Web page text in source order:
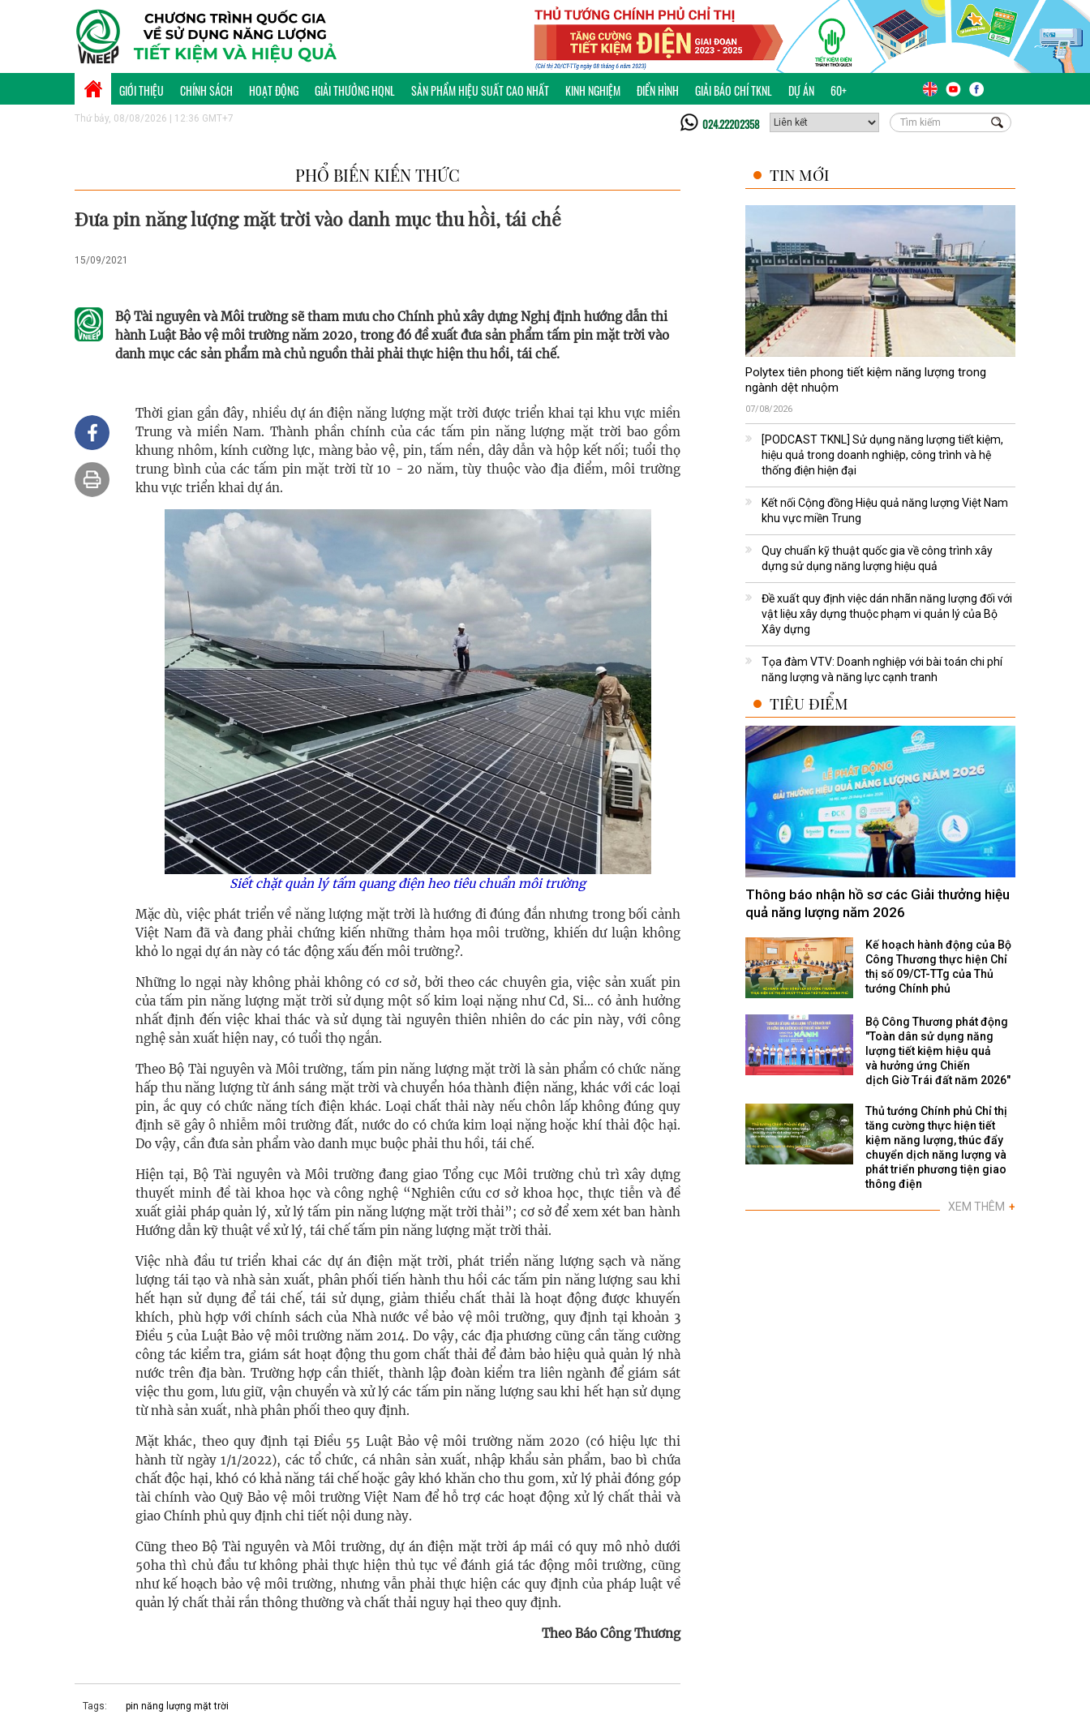
GIỚI THIỆU CHÍNH SÁCH HOẠT ĐỘNG GIẢI THƯỞNG HQNL SẢN PHẨM HIỆU SUẤT CAO NHẤT KINH NGHIỆM ĐIỂN HÌNH GIẢI BÁO CHÍ TKNL DỰ ÁN 60+
Thứ bảy, 08/08/2026 | 12:36 GMT+7 024.22202358
PHỔ BIẾN KIẾN THỨC
Đưa pin năng lượng mặt trời vào danh mục thu hồi, tái chế
15/09/2021
Bộ Tài nguyên và Môi trường sẽ tham mưu cho Chính phủ xây dựng Nghị định hướng dẫn thi
hành Luật Bảo vệ môi trường năm 2020, trong đó đề xuất đưa sản phẩm tấm pin mặt trời vào
danh mục các sản phẩm mà chủ nguồn thải phải thực hiện thu hồi, tái chế.
Thời gian gần đây, nhiều dự án điện năng lượng mặt trời được triển khai tại khu vực miền
Trung và miền Nam. Thành phần chính của các tấm pin năng lượng mặt trời bao gồm
khung nhôm, kính cường lực, màng bảo vệ, pin, tấm nền, dây dẫn và hộp kết nối; tuổi thọ
trung bình của các tấm pin mặt trời từ 10 - 20 năm, tùy thuộc vào địa điểm, môi trường
khu vực triển khai dự án.
Siết chặt quản lý tấm quang điện heo tiêu chuẩn môi trường
Mặc dù, việc phát triển về năng lượng mặt trời là hướng đi đúng đắn nhưng trong bối cảnh
Việt Nam đã và đang phải chứng kiến những thảm họa môi trường, khiến dư luận không
khỏ lo ngại dự án này có tác động xấu đến môi trường?.
Những lo ngại này không phải không có cơ sở, bởi theo các chuyên gia, việc sản xuất pin
của tấm pin năng lượng mặt trời sử dụng một số kim loại nặng như Cd, Si… có ảnh hưởng
nhất định đến việc khai thác và sử dụng tài nguyên thiên nhiên do các pin này, với công
nghệ sản xuất hiện nay, có tuổi thọ ngắn.
Theo Bộ Tài nguyên và Môi trường, tấm pin năng lượng mặt trời là sản phẩm có chức năng
hấp thu năng lượng từ ánh sáng mặt trời và chuyển hóa thành điện năng, khác với các loại
pin, ắc quy có chức năng tích điện khác. Loại chất thải này nếu chôn lấp không đúng quy
định sẽ gây ô nhiễm môi trường đất, nước do có chứa kim loại nặng hoặc khí thải độc hại.
Do vậy, cần đưa sản phẩm vào danh mục buộc phải thu hồi, tái chế.
Hiện tại, Bộ Tài nguyên và Môi trường đang giao Tổng cục Môi trường chủ trì xây dựng
thuyết minh đề tài khoa học và công nghệ “Nghiên cứu cơ sở khoa học, thực tiễn và đề
xuất giải pháp quản lý, xử lý tấm pin năng lượng mặt trời thải”; cơ sở để xem xét ban hành
Hướng dẫn kỹ thuật về xử lý, tái chế tấm pin năng lượng mặt trời thải.
Việc nhà đầu tư triển khai các dự án điện mặt trời, phát triển năng lượng sạch và năng
lượng tái tạo và nhà sản xuất, phân phối tiến hành thu hồi các tấm pin năng lượng sau khi
hết hạn sử dụng để tái chế, tái sử dụng, giảm thiểu chất thải là hoạt động được khuyến
khích, phù hợp với chính sách của Nhà nước về bảo vệ môi trường, quy định tại khoản 3
Điều 5 của Luật Bảo vệ môi trường năm 2014. Do vậy, các địa phương cũng cần tăng cường
công tác kiểm tra, giám sát hoạt động thu gom chất thải để đảm bảo hiệu quả quản lý nhà
nước trên địa bàn. Trường hợp cần thiết, thành lập đoàn kiểm tra liên ngành để giám sát
việc thu gom, lưu giữ, vận chuyển và xử lý các tấm pin năng lượng sau khi hết hạn sử dụng
từ nhà sản xuất, nhà phân phối theo quy định.
Mặt khác, theo quy định tại Điều 55 Luật Bảo vệ môi trường năm 2020 (có hiệu lực thi
hành từ ngày 1/1/2022), các tổ chức, cá nhân sản xuất, nhập khẩu sản phẩm, bao bì chứa
chất độc hại, khó có khả năng tái chế hoặc gây khó khăn cho thu gom, xử lý phải đóng góp
tài chính vào Quỹ Bảo vệ môi trường Việt Nam để hỗ trợ các hoạt động xử lý chất thải và
giao Chính phủ quy định chi tiết nội dung này.
Cũng theo Bộ Tài nguyên và Môi trường, dự án điện mặt trời áp mái có quy mô nhỏ dưới
50ha thì chủ đầu tư không phải thực hiện thủ tục về đánh giá tác động môi trường, cũng
như kế hoạch bảo vệ môi trường, nhưng vẫn phải thực hiện các quy định của pháp luật về
quản lý chất thải rắn thông thường và chất thải nguy hại theo quy định.
Theo Báo Công Thương
Tags: pin năng lượng mặt trời
TIN MỚI
Polytex tiên phong tiết kiệm năng lượng trong
ngành dệt nhuộm
07/08/2026
[PODCAST TKNL] Sử dụng năng lượng tiết kiệm,
hiệu quả trong doanh nghiệp, công trình và hệ
thống điện hiện đại
Kết nối Cộng đồng Hiệu quả năng lượng Việt Nam
khu vực miền Trung
Quy chuẩn kỹ thuật quốc gia về công trình xây
dựng sử dụng năng lượng hiệu quả
Đề xuất quy định việc dán nhãn năng lượng đối với
vật liệu xây dựng thuộc phạm vi quản lý của Bộ
Xây dựng
Tọa đàm VTV: Doanh nghiệp với bài toán chi phí
năng lượng và năng lực cạnh tranh
TIÊU ĐIỂM
Thông báo nhận hồ sơ các Giải thưởng hiệu
quả năng lượng năm 2026
Kế hoạch hành động của Bộ
Công Thương thực hiện Chỉ
thị số 09/CT-TTg của Thủ
tướng Chính phủ
Bộ Công Thương phát động
"Toàn dân sử dụng năng
lượng tiết kiệm hiệu quả
và hưởng ứng Chiến
dịch Giờ Trái đất năm 2026"
Thủ tướng Chính phủ Chỉ thị
tăng cường thực hiện tiết
kiệm năng lượng, thúc đẩy
chuyển dịch năng lượng và
phát triển phương tiện giao
thông điện
XEM THÊM +